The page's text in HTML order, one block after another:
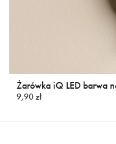
Żarówka iQ LED barwa
9,90 zł